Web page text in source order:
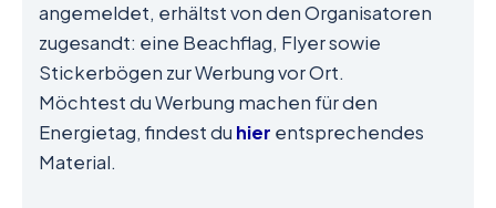
angemeldet, erhältst von den Organisatoren
zugesandt: eine Beachflag, Flyer sowie
Stickerbögen zur Werbung vor Ort.
Möchtest du Werbung machen für den
Energietag, findest du hier entsprechendes
Material.